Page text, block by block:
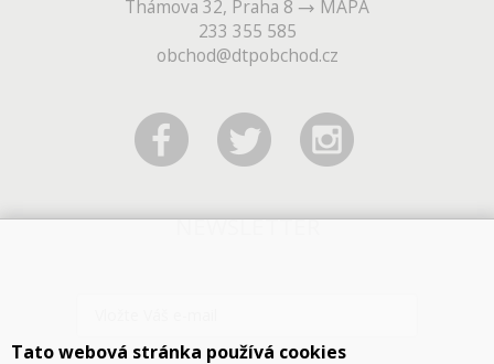
Thámova 32, Praha 8
MAPA
233 355 585
obchod@dtpobchod.cz
NEWSLETTER
Tato webová stránka používá cookies